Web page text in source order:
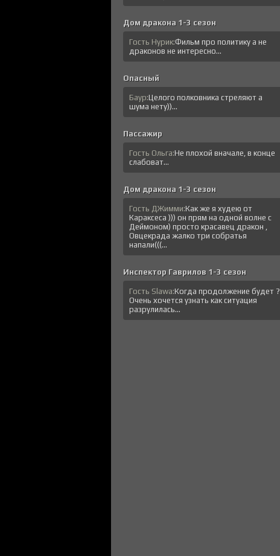
Дом дракона 1-3 сезон
Гость Нурик:Фильм про политику а не
драконов не интересно...
Опасный
Баур:Целого полковника стреляют а
шума нету))...
Пассажир
Гость Ольга:Не плохой вначале, в конце
слабоват...
Дом дракона 1-3 сезон
Гость ДЖимми:Как же я худею от
Караксеса ))) он прям на одной волне с
Деймоном) просто красавец дракон ,
Овцекрада жалко три собратья
напали(((...
Инспектор Гаврилов 1-3 сезон
Гость Slawa:Когда продолжение будет ?
Очень хочется узнать как ситуация
разрулилась...